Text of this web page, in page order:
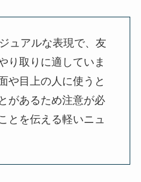
ュアルな表現で、友
り取りに適していま
や目上の人に使うと
があるため注意が必
とを伝える軽いニュ